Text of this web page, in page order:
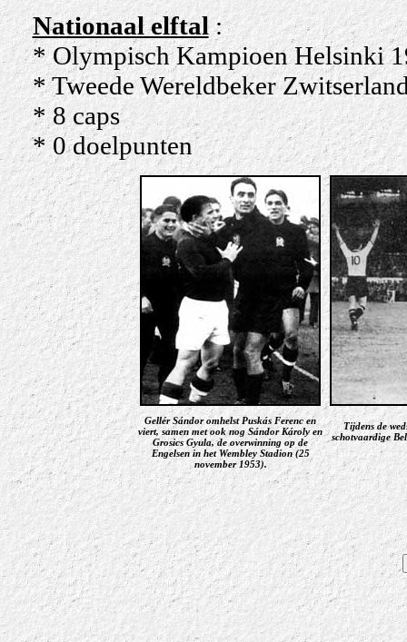
Nationaal elftal :
* Olympisch Kampioen Helsinki
* Tweede Wereldbeker
* 8 caps
* 0 doelpunten
Gellér Sándor omhelst Puskás Ferenc en
viert, samen met ook nog Sándor Károly en
Grosics Gyula, de overwinning op de
Engelsen in het Wembley Stadion (25
november 1953).
Tijdens de
schotvaardige